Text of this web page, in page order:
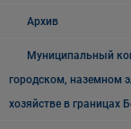
Архив
Муниципальный
городском, наземном
хозяйстве в границах